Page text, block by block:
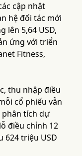
cập nhật
hệ đối tác mới
lên 5,64 USD,
ứng với triển
Fitness,
thu nhập điều
cổ phiếu vẫn
phân tích dự
điều chỉnh 12
624 triệu USD